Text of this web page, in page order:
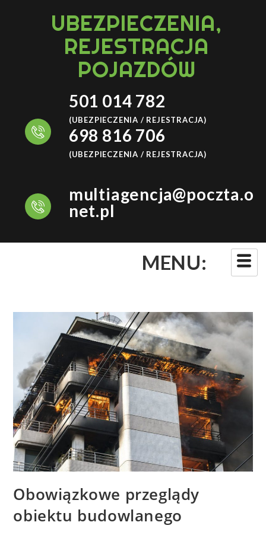
UBEZPIECZENIA,
REJESTRACJA
POJAZDÓW
501 014 782
(UBEZPIECZENIA / REJESTRACJA)
698 816 706
(UBEZPIECZENIA / REJESTRACJA)
multiagencja@poczta.o
net.pl
MENU:
Obowiązkowe przeglądy
obiektu budowlanego